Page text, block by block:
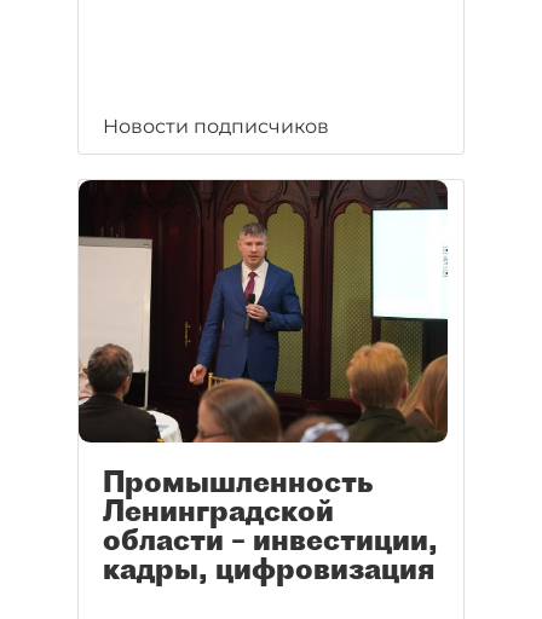
Новости подписчиков
Промышленность
Ленинградской
области – инвестиции,
кадры, цифровизация